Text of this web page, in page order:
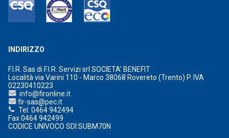
INDIRIZZO
F.I.R. Sas di F.I.R. Servizi srl SOCIETA’ BENEFIT
Località via Varini 110 - Marco 38068 Rovereto (Trento) P. IVA
02230410223
info@fironline.it
fir-sas@pec.it
Tel. 0464 942494
Fax 0464 942499
CODICE UNIVOCO SDI:SUBM70N